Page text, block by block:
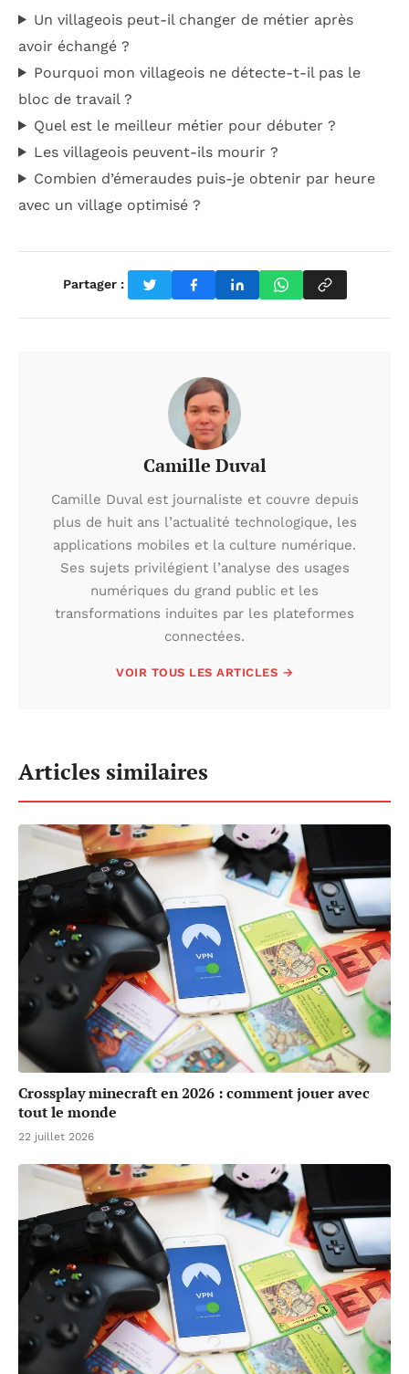
Un villageois peut-il changer de métier après
avoir échangé ?
Pourquoi mon villageois ne détecte-t-il pas le
bloc de travail ?
Quel est le meilleur métier pour débuter ?
Les villageois peuvent-ils mourir ?
Combien d’émeraudes puis-je obtenir par heure
avec un village optimisé ?
Partager :
Camille Duval
Camille Duval est journaliste et couvre depuis
plus de huit ans l’actualité technologique, les
applications mobiles et la culture numérique.
Ses sujets privilégient l’analyse des usages
numériques du grand public et les
transformations induites par les plateformes
connectées.
VOIR TOUS LES ARTICLES →
Articles similaires
Crossplay minecraft en 2026 : comment jouer avec
tout le monde
22 juillet 2026